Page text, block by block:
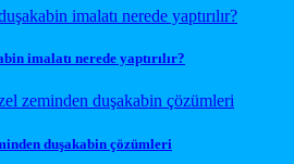
imalatı nerede yaptırılır?
duşakabin çözümleri